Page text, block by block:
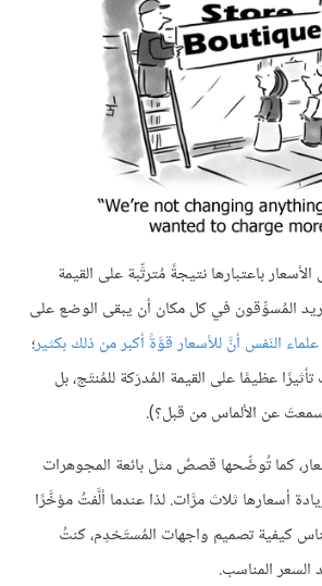
باعتبارها نتيجةً مُترتِّبة على القيمة
المُسوِّقون في كل مكان أن يبقى الوضع على
النَفس أنَّ للأسعار قوَّةً أكبر من ذلك بكثير؛
عظيمًا على القيمة المُدرَكة للمُنتَج، بل
عن الألماس من قبل؟).
كما تُوضِّحها قصصٌ مثل بائعة المجوهرات
أسعارها ثلاث مرَّات. لذا عندما ألَّفتُ مؤخَّرًا
كيفية تصميم واجهات المُستَخدِم، كنتُ
المناسب.